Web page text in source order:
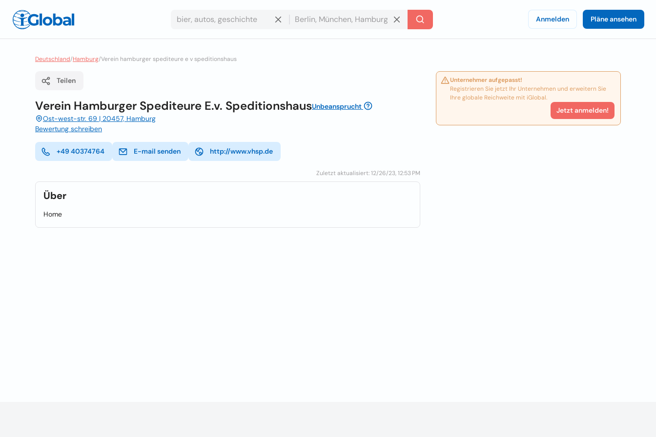
Anmelden Pläne ansehen
Deutschland/Hamburg/Verein hamburger spediteure e v speditionshaus
Teilen
Verein Hamburger Spediteure E.v. SpeditionshausUnbeansprucht
Ost-west-str. 69 | 20457, Hamburg
Bewertung schreiben
+49 40374764 E-mail senden http://www.vhsp.de
Zuletzt aktualisiert: 12/26/23, 12:53 PM
Über
Home
Unternehmer aufgepasst!
Registrieren Sie jetzt Ihr Unternehmen und erweitern Sie
Ihre globale Reichweite mit iGlobal.
Jetzt anmelden!